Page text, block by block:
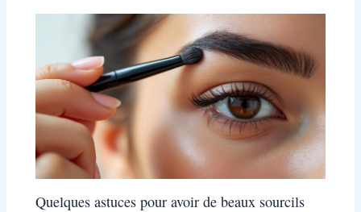
Quelques astuces pour avoir de beaux sourcils